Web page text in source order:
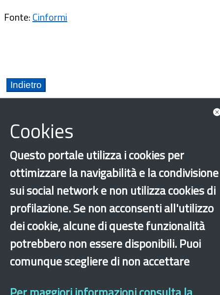
Fonte:Cinformi
Cultura Integrazione Ucraino
Ucraina
Venezia
›×
Cookies
Questo portale utilizza i cookies per
ottimizzare la navigabilità e la condivisione
sui social network e non utilizza cookies di
profilazione. Se non acconsenti all'utilizzo
dei cookie, alcune di queste funzionalità
potrebbero non essere disponibili. Puoi
comunque scegliere di non accettare
Dichiarazione di accessibilità